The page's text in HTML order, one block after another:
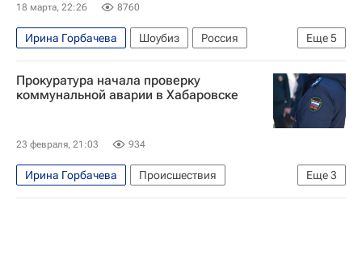
18 марта, 22:26 8760
Еще5
Ирина Горбачева Шоубиз
Россия
Донецкая Народная Республика
Луганская Народная Республика
Прокуратура начала проверку
коммунальной аварии в Хабаровске
23 февраля, 21:03 934
Еще3
Ирина Горбачева
Происшествия
Хабаровск
Хабаровский край